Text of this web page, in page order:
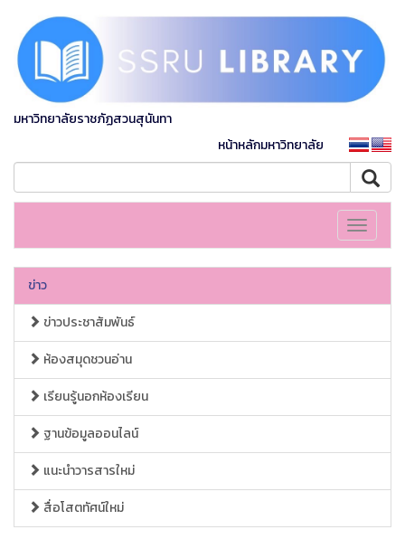
มหาวิทยาลัยราชภัฏสวนสุนันทา
หน้าหลักมหาวิทยาลัย
Toggle
ข่าว
ข่าวประชาสัมพันธ์
ห้องสมุดชวนอ่าน
เรียนรู้นอกห้องเรียน
ฐานข้อมูลออนไลน์
แนะนำวารสารใหม่
สื่อโสตทัศน์ใหม่